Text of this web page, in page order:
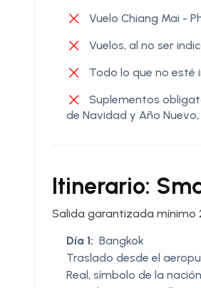
Vuelo Chiang Mai -
Vuelos, al no ser
Todo lo que no esté
Suplementos
de Navidad y Año
Itinerario:
Salida garantizada mínimo
Día 1: Bangkok
Traslado desde el
Real, símbolo de la